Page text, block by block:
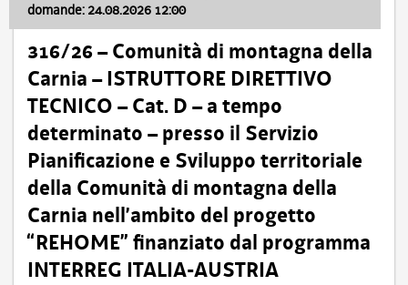
domande: 24.08.2026 12:00
316/26 – Comunità di montagna della
Carnia – ISTRUTTORE DIRETTIVO
TECNICO – Cat. D – a tempo
determinato – presso il Servizio
Pianificazione e Sviluppo territoriale
della Comunità di montagna della
Carnia nell’ambito del progetto
“REHOME” finanziato dal programma
INTERREG ITALIA-AUSTRIA